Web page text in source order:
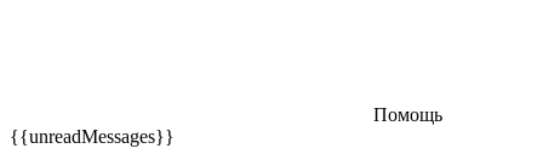
Помощь
{{unreadMessages}}